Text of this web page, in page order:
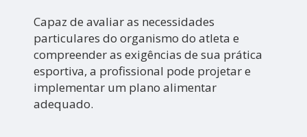
Capaz de avaliar as necessidades
particulares do organismo do atleta e
compreender as exigências de sua prática
esportiva, a profissional pode projetar e
implementar um plano alimentar
adequado.